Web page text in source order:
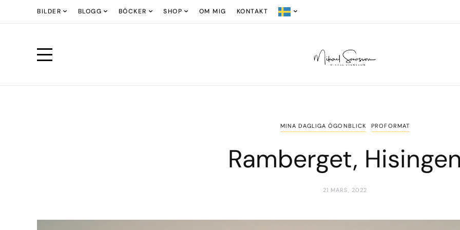
BILDER BLOGG BÖCKER SHOP OM MIG KONTAKT
MINA DAGLIGA ÖGONBLICK PROFORMAT
Ramberget,
21 MARS, 2022